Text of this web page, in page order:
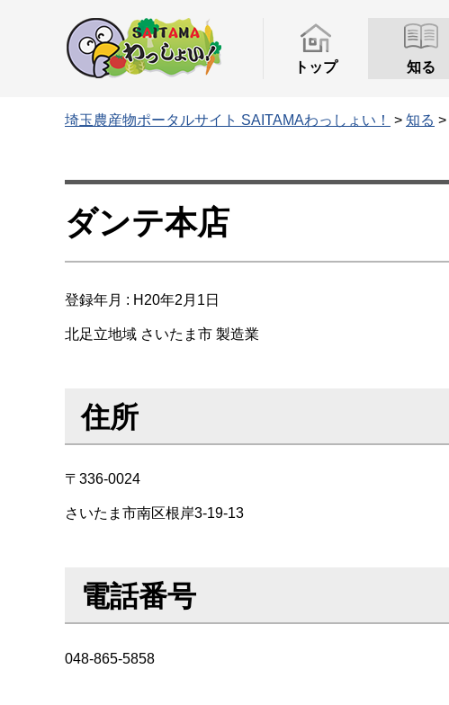
トップ 知る
埼玉農産物ポータルサイト SAITAMAわっしょい！ > 知る >
ダンテ本店
登録年月 : H20年2月1日
北足立地域 さいたま市 製造業
住所
〒336-0024
さいたま市南区根岸3-19-13
電話番号
048-865-5858